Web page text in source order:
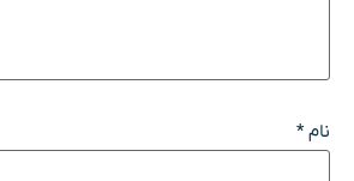
نام*